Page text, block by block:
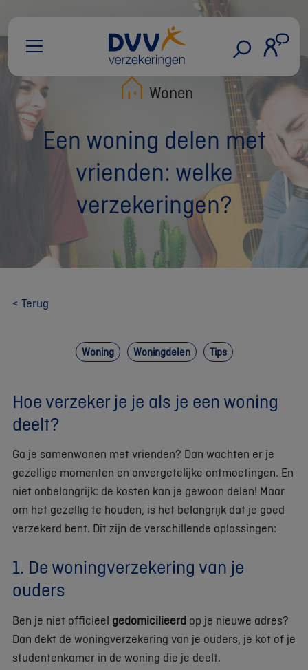
Wonen
Een woning delen met
vrienden: welke
verzekeringen?
< Terug
Woning Woningdelen Tips
Hoe verzeker je je als je een woning
deelt?
Ga je samenwonen met vrienden? Dan wachten er je
gezellige momenten en onvergetelijke ontmoetingen. En
niet onbelangrijk: de kosten kan je gewoon delen! Maar
om het gezellig te houden, is het belangrijk dat je goed
verzekerd bent. Dit zijn de verschillende oplossingen:
1. De woningverzekering van je
ouders
Ben je niet officieel gedomicilieerd op je nieuwe adres?
Dan dekt de woningverzekering van je ouders, je kot of je
studentenkamer in de woning die je deelt.